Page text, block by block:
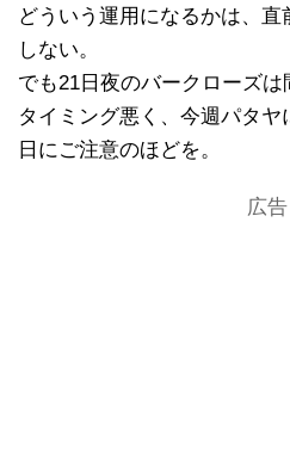
どういう運用になるかは、直
しない。
でも21日夜のバークローズは
タイミング悪く、今週パタ
日にご注意のほどを。
広告